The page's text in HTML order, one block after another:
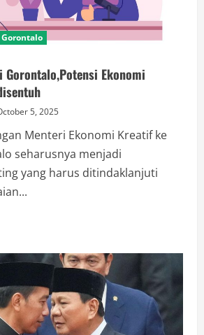
Gorontalo
Ekonomi
5, 2025
Menteri Ekonomi Kreatif ke
seharusnya menjadi
yang harus ditindaklanjuti